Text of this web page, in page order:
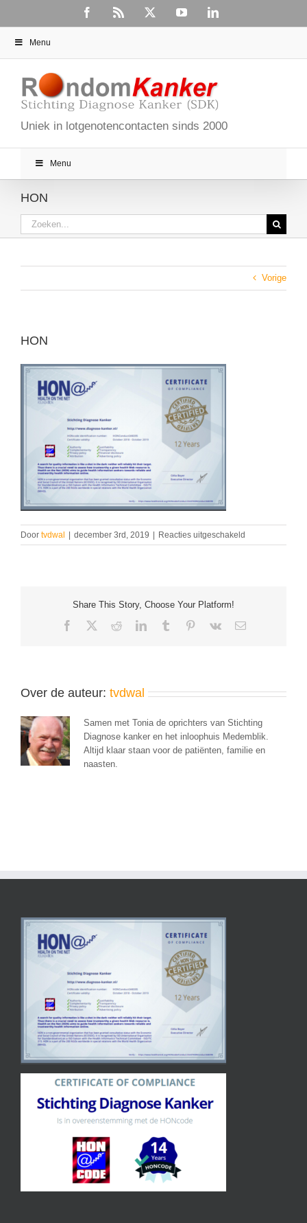
Facebook YouTubeLinkedIn
Menu
Uniek in lotgenotencontacten sinds 2000
Menu
HON
Zoeken
naar:
Vorige
HON
Door tvdwal december 3rd, 2019 Reacties uitgeschakeld
HON
Share This Story, Choose Your Platform!
Facebook RedditLinkedInTumblr Pinterest
Vk
E-
Over de auteur: tvdwal
Samen met Tonia de oprichters van Stichting
Diagnose kanker en het inloophuis Medemblik.
Altijd klaar staan voor de patiënten, familie en
naasten.